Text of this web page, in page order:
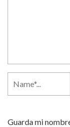
Guarda mi